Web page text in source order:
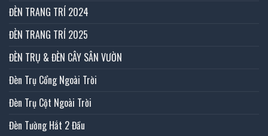
ĐÈN TRANG TRÍ 2024
ĐÈN TRANG TRÍ 2025
ĐÈN TRỤ & ĐÈN CÂY SÂN VƯỜN
Đèn Trụ Cổng Ngoài Trời
Đèn Trụ Cột Ngoài Trời
Đèn Tường Hắt 2 Đầu